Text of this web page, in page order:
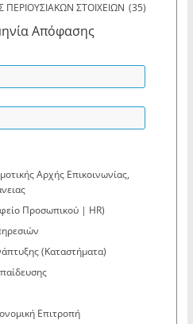
ΣΤΟΙΧΕΙΩΝ (35)
Απόφασης
Αρχής Επικοινωνίας,
Προσωπικού | HR)
(Καταστήματα)
Επιτροπή